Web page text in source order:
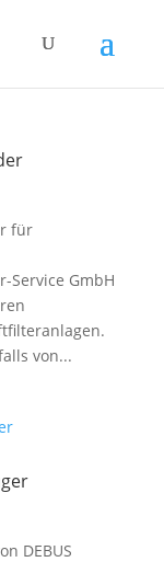
für
Service GmbH
von...
DEBUS